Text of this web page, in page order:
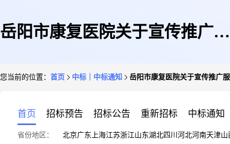
岳阳市康复医院关于宣传推广服
您当前的位置： 首页 中标｜中标通知 岳阳市康复医院关于宣传推广
首页 招标预告 招标公告 重新招标 中标通知
省份地区： 北京广东 上海江苏浙江山东湖北四川 河北河南天津山